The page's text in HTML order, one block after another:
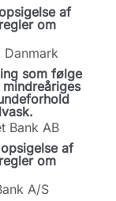
af
om
Danmark
som følge
Bank AB
af
om
A/S